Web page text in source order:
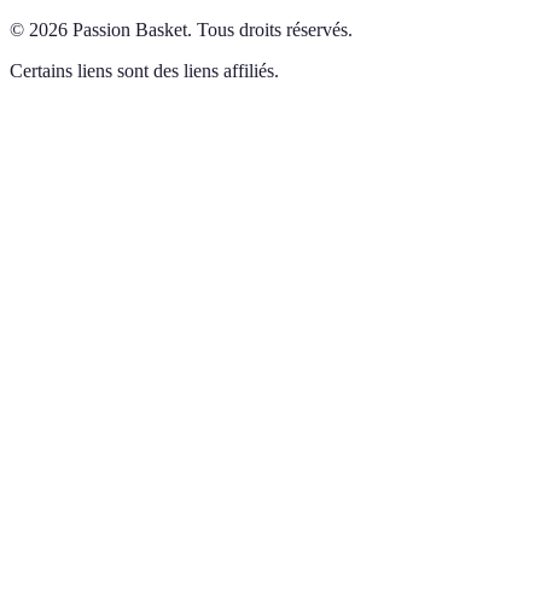
© 2026 Passion Basket. Tous droits réservés.
Certains liens sont des liens affiliés.